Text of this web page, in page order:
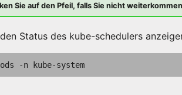
Sie auf den Pfeil, falls Sie nicht
Status des kube-schedulers
-n